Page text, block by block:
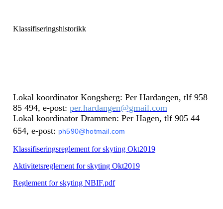
Klassifiseringshistorikk
Lokal koordinator Kongsberg: Per Hardangen, tlf 958
85 494, e-post: per.hardangen@gmail.com
Lokal koordinator Drammen: Per Hagen, tlf 905 44
654, e-post: ph590@hotmail.com
Klassifiseringsreglement for skyting Okt2019
Aktivitetsreglement for skyting Okt2019
Reglement for skyting NBIF.pdf